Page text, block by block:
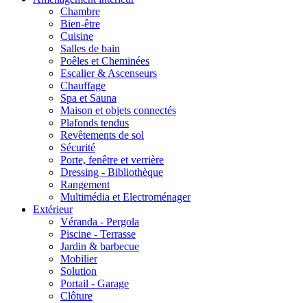
Chambre
Bien-être
Cuisine
Salles de bain
Poêles et Cheminées
Escalier & Ascenseurs
Chauffage
Spa et Sauna
Maison et objets connectés
Plafonds tendus
Revêtements de sol
Sécurité
Porte, fenêtre et verrière
Dressing - Bibliothèque
Rangement
Multimédia et Electroménager
Extérieur
Véranda - Pergola
Piscine - Terrasse
Jardin & barbecue
Mobilier
Solution
Portail - Garage
Clôture